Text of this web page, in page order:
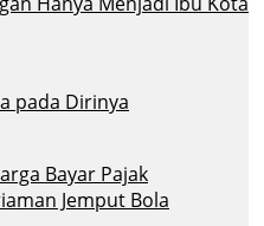
pada Dirinya
Bayar Pajak
Jemput Bola